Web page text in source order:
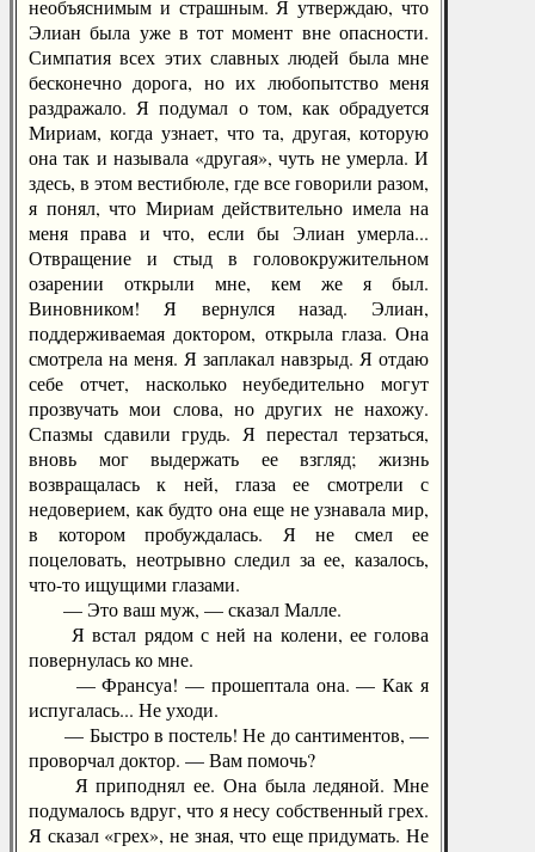
необъяснимым и страшным. Я утверждаю, что
Элиан была уже в тот момент вне опасности.
Симпатия всех этих славных людей была мне
бесконечно дорога, но их любопытство меня
раздражало. Я подумал о том, как обрадуется
Мириам, когда узнает, что та, другая, которую
она так и называла «другая», чуть не умерла. И
здесь, в этом вестибюле, где все говорили разом,
я понял, что Мириам действительно имела на
меня права и что, если бы Элиан умерла...
Отвращение и стыд в головокружительном
озарении открыли мне, кем же я был.
Виновником! Я вернулся назад. Элиан,
поддерживаемая доктором, открыла глаза. Она
смотрела на меня. Я заплакал навзрыд. Я отдаю
себе отчет, насколько неубедительно могут
прозвучать мои слова, но других не нахожу.
Спазмы сдавили грудь. Я перестал терзаться,
вновь мог выдержать ее взгляд; жизнь
возвращалась к ней, глаза ее смотрели с
недоверием, как будто она еще не узнавала мир,
в котором пробуждалась. Я не смел ее
поцеловать, неотрывно следил за ее, казалось,
что-то ищущими глазами.
— Это ваш муж, — сказал Малле.
Я встал рядом с ней на колени, ее голова
повернулась ко мне.
— Франсуа! — прошептала она. — Как я
испугалась... Не уходи.
— Быстро в постель! Не до сантиментов, —
проворчал доктор. — Вам помочь?
Я приподнял ее. Она была ледяной. Мне
подумалось вдруг, что я несу собственный грех.
Я сказал «грех», не зная, что еще придумать. Не